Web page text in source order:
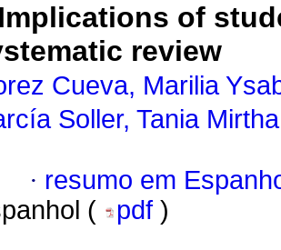
Implications of
review
Cueva, Marilia
Soller, Tania Mirtha
· resumo em
(
pdf )